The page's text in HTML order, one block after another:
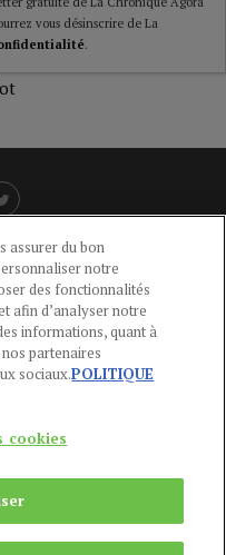
vous désinscrire de La
.
-POLITIQUE DES COOKIES
-AIDE
11
13h et 14h-17h
Agora
assurer du bon
notre
des fonctionnalités
afin d’analyser notre
informations, quant à
partenaires
sociaux.POLITIQUE
cookies